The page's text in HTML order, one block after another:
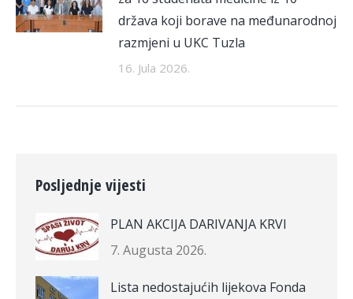
država koji borave na međunarodnoj
razmjeni u UKC Tuzla
16. Jula 2026.
Posljednje vijesti
PLAN AKCIJA DARIVANJA KRVI
7. Augusta 2026.
Lista nedostajućih lijekova Fonda